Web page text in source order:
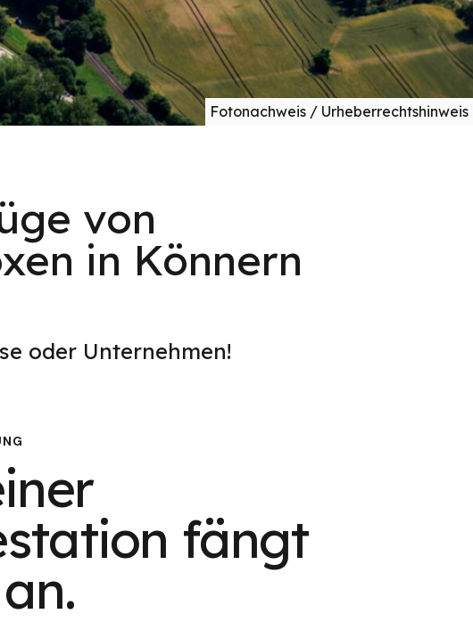
Fotonachweis / Urheberrechtshinweis
von
in Könnern
oder Unternehmen!
fängt